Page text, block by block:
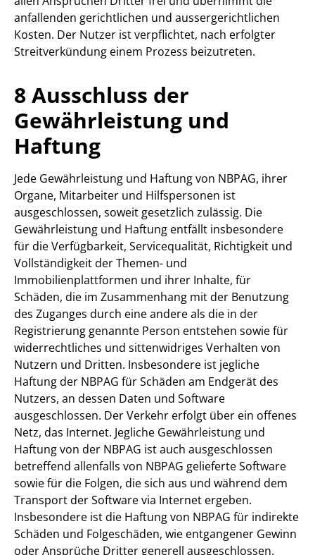
anfallenden gerichtlichen und aussergerichtlichen
Kosten. Der Nutzer ist verpflichtet, nach erfolgter
Streitverkündung einem Prozess beizutreten.
8 Ausschluss der
Gewährleistung und
Haftung
Jede Gewährleistung und Haftung von NBPAG, ihrer
Organe, Mitarbeiter und Hilfspersonen ist
ausgeschlossen, soweit gesetzlich zulässig. Die
Gewährleistung und Haftung entfällt insbesondere
für die Verfügbarkeit, Servicequalität, Richtigkeit und
Vollständigkeit der Themen- und
Immobilienplattformen und ihrer Inhalte, für
Schäden, die im Zusammenhang mit der Benutzung
des Zuganges durch eine andere als die in der
Registrierung genannte Person entstehen sowie für
widerrechtliches und sittenwidriges Verhalten von
Nutzern und Dritten. Insbesondere ist jegliche
Haftung der NBPAG für Schäden am Endgerät des
Nutzers, an dessen Daten und Software
ausgeschlossen. Der Verkehr erfolgt über ein offenes
Netz, das Internet. Jegliche Gewährleistung und
Haftung von der NBPAG ist auch ausgeschlossen
betreffend allenfalls von NBPAG gelieferte Software
sowie für die Folgen, die sich aus und während dem
Transport der Software via Internet ergeben.
Insbesondere ist die Haftung von NBPAG für indirekte
Schäden und Folgeschäden, wie entgangener Gewinn
oder Ansprüche Dritter generell ausgeschlossen.